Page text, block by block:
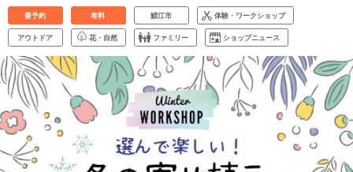
要予約 有料 鯖江市 体験・ワークショップ
アウトドア 花・自然 ファミリー ショップニュース